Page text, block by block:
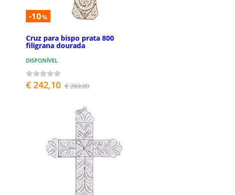
-10%
Cruz para bispo prata 800
filigrana dourada
DISPONÍVEL
€ 242,10 € 269,00